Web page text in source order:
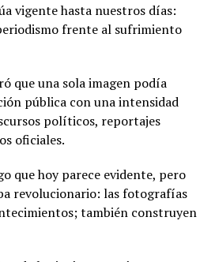
vigente hasta nuestros días:
frente al sufrimiento
que una sola imagen podía
pública con una intensidad
políticos, reportajes
oficiales.
que hoy parece evidente, pero
revolucionario: las fotografías
también construyen